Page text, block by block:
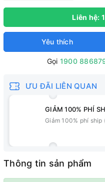
Liên hệ:
Yêu thích
Gọi 1900
ƯU ĐÃI LIÊN QUAN
GIẢM 100% PHÍ
Giảm 100% phí
Thông tin sản phẩm